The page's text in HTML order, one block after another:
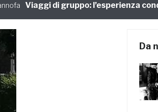
Viaggi di gruppo: l’esperienza
Da